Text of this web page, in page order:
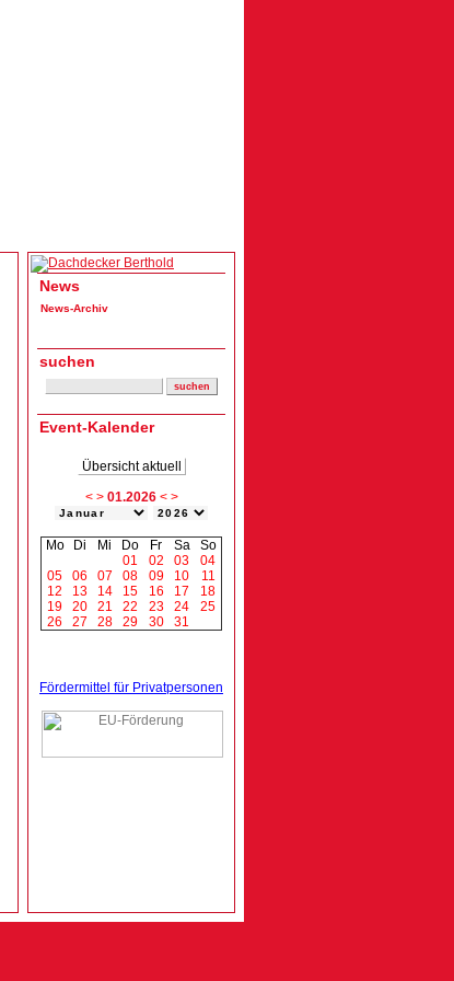
News
News-Archiv
suchen
Event-Kalender
Übersicht aktuell
< > 01.2026 < >
Mo Di Mi Do Fr Sa
So
01
02 03
04
05
06 07 08 09 10
11
12
13 14 15 16 17
18
19
20 21 22 23 24
25
26
27 28 29 30 31
Fördermittel für Privatpersonen